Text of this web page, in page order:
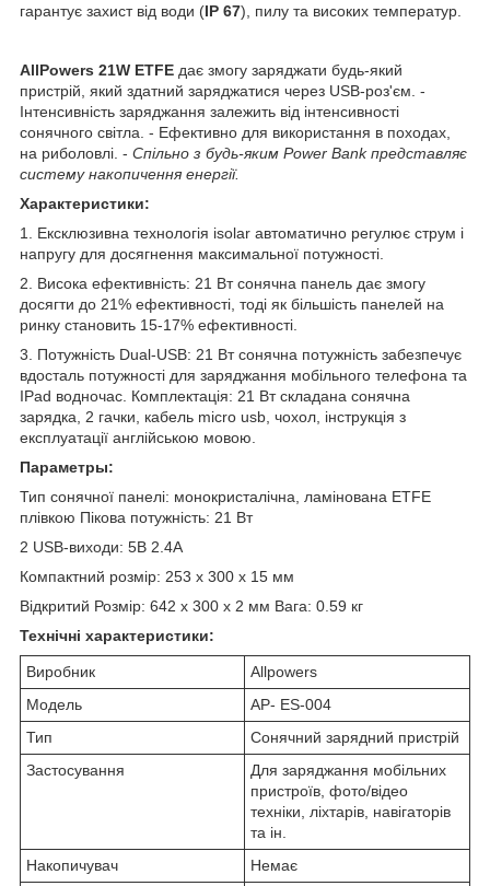
гарантує захист від води (IP 67), пилу та високих температур.
AllPowers 21W ETFE дає змогу заряджати будь-який
пристрій, який здатний заряджатися через USB-роз'єм. -
Інтенсивність заряджання залежить від інтенсивності
сонячного світла. - Ефективно для використання в походах,
на риболовлі. - Спільно з будь-яким Power Bank представляє
систему накопичення енергії.
Характеристики:
1. Ексклюзивна технологія isolar автоматично регулює струм і
напругу для досягнення максимальної потужності.
2. Висока ефективність: 21 Вт сонячна панель дає змогу
досягти до 21% ефективності, тоді як більшість панелей на
ринку становить 15-17% ефективності.
3. Потужність Dual-USB: 21 Вт сонячна потужність забезпечує
вдосталь потужності для заряджання мобільного телефона та
IPad водночас. Комплектація: 21 Вт складана сонячна
зарядка, 2 гачки, кабель micro usb, чохол, інструкція з
експлуатації англійською мовою.
Параметры:
Тип сонячної панелі: монокристалічна, ламінована ETFE
плівкою Пікова потужність: 21 Вт
2 USB-виходи: 5В 2.4А
Компактний розмір: 253 x 300 x 15 мм
Відкритий Розмір: 642 x 300 x 2 мм Вага: 0.59 кг
Технічні характеристики:
Виробник
Allpowers
Модель
AP- ES-004
Тип
Сонячний зарядний пристрій
Застосування
Для заряджання мобільних
пристроїв, фото/відео
техніки, ліхтарів, навігаторів
та ін.
Накопичувач
Немає